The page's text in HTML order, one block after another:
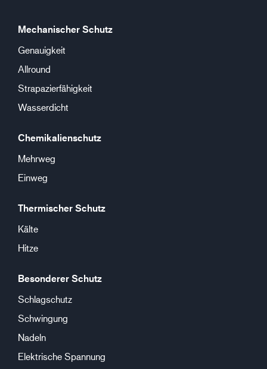
Gleichseitig
Atmungsaktiv
Gummizug am Handgelenk
Mechanischer Schutz
Genauigkeit
Allround
Strapazierfähigkeit
Wasserdicht
Chemikalienschutz
Mehrweg
Einweg
Thermischer Schutz
Kälte
Hitze
Besonderer Schutz
Schlagschutz
Schwingung
Nadeln
Elektrische Spannung